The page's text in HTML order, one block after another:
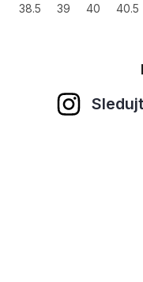
38.5 39 40 40.5